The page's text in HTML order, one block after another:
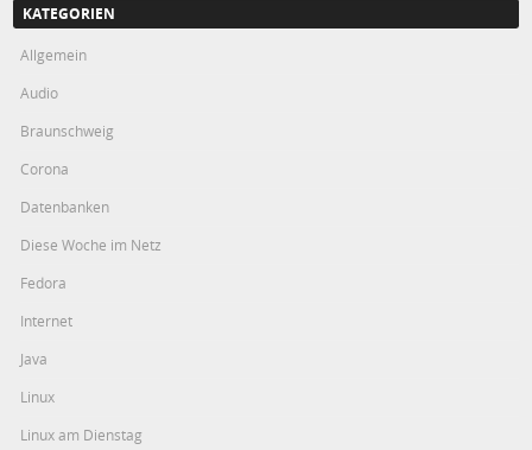
KATEGORIEN
Allgemein
Audio
Braunschweig
Corona
Datenbanken
Diese Woche im Netz
Fedora
Internet
Java
Linux
Linux am Dienstag